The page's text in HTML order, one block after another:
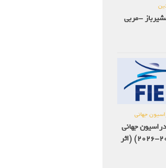
-مربی
جهانی
جهانی
شمشیربازی (2025-2026) (اثر